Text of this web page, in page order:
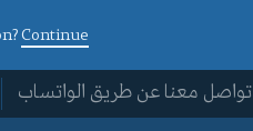
Continue
تواصل معنا عن طريق الواتساب